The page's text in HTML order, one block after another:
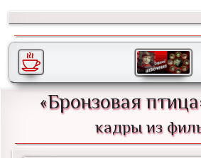
«Бронзовая
кадры из